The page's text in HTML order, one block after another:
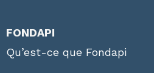
FONDAPI
Qu’est-ce que Fondapi